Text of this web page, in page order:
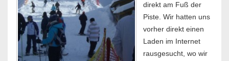
direkt am Fuß der
Piste. Wir hatten uns
vorher direkt einen
Laden im Internet
rausgesucht, wo wir